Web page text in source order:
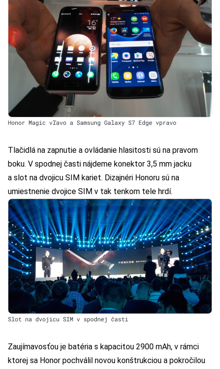
Honor Magic vľavo a Samsung Galaxy S7 Edge vpravo
Tlačidlá na zapnutie a ovládanie hlasitosti sú na pravom
boku. V spodnej časti nájdeme konektor 3,5 mm jacku
a slot na dvojicu SIM kariet. Dizajnéri Honoru sú na
umiestnenie dvojice SIM v tak tenkom tele hrdí.
Slot na dvojicu SIM v spodnej časti
Zaujímavosťou je batéria s kapacitou 2900 mAh, v rámci
ktorej sa Honor pochválil novou konštrukciou a pokročilou